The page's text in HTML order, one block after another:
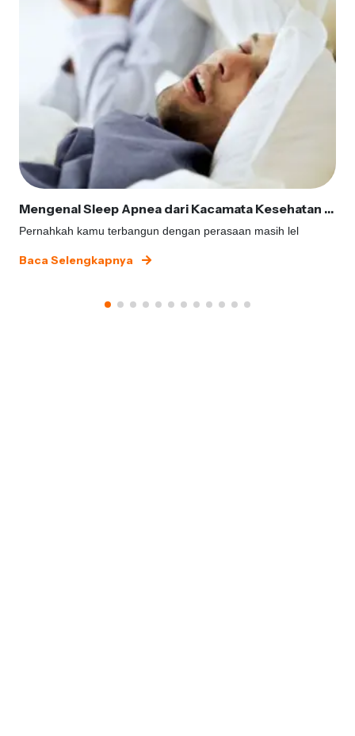
Mengenal Sleep Apnea dari Kacamata Kesehatan Gigi
Pernahkah kamu terbangun dengan perasaan masih lel
Baca Selengkapnya